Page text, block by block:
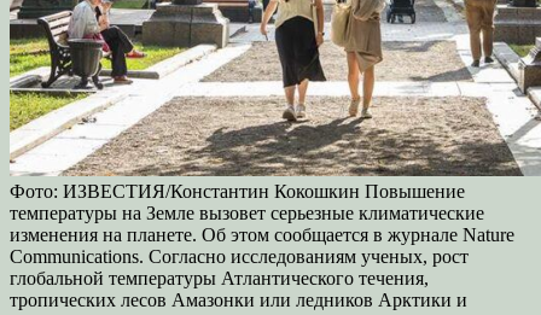
Фото: ИЗВЕСТИЯ/Константин Кокошкин Повышение
температуры на Земле вызовет серьезные климатические
изменения на планете. Об этом сообщается в журнале Nature
Communications. Согласно исследованиям ученых, рост
глобальной температуры Атлантического течения,
тропических лесов Амазонки или ледников Арктики и